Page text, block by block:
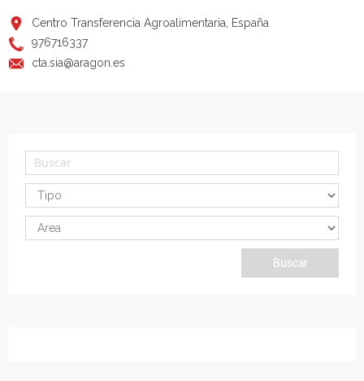
Centro Transferencia Agroalimentaria, España
976716337
cta.sia@aragon.es